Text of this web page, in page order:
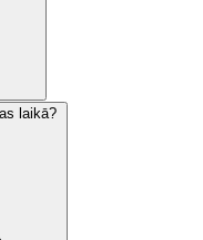
laikā?